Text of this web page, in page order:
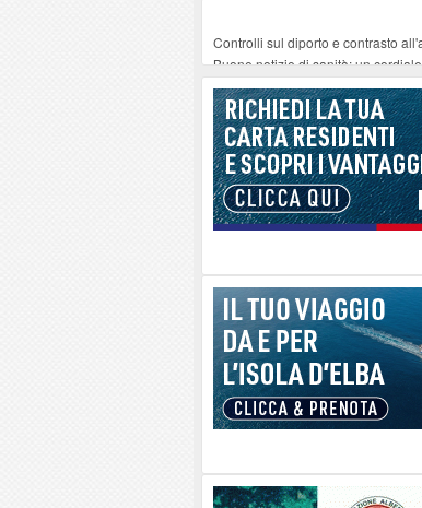
Controlli sul diporto e contrasto
Buone notizie di sanità: un
Altiero Spinelli e Ursula
Capoliveri, potenziata la pulizia
Marina di Campo tra i porti